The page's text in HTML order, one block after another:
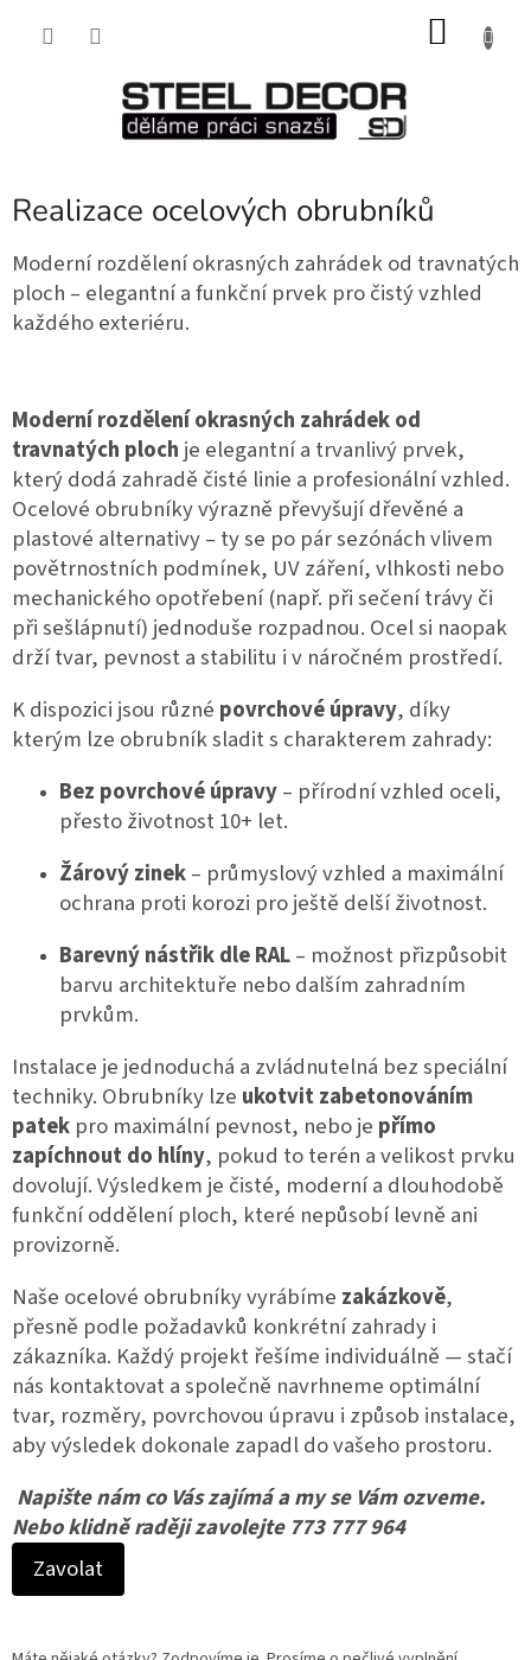
Realizace ocelových obrubníků
Moderní rozdělení okrasných zahrádek od travnatých
ploch – elegantní a funkční prvek pro čistý vzhled
každého exteriéru.
Moderní rozdělení okrasných zahrádek od
travnatých ploch je elegantní a trvanlivý prvek,
který dodá zahradě čisté linie a profesionální vzhled.
Ocelové obrubníky výrazně převyšují dřevěné a
plastové alternativy – ty se po pár sezónách vlivem
povětrnostních podmínek, UV záření, vlhkosti nebo
mechanického opotřebení (např. při sečení trávy či
při sešlápnutí) jednoduše rozpadnou. Ocel si naopak
drží tvar, pevnost a stabilitu i v náročném prostředí.
K dispozici jsou různé povrchové úpravy, díky
kterým lze obrubník sladit s charakterem zahrady:
Bez povrchové úpravy – přírodní vzhled oceli,
přesto životnost 10+ let.
Žárový zinek – průmyslový vzhled a maximální
ochrana proti korozi pro ještě delší životnost.
Barevný nástřik dle RAL – možnost přizpůsobit
barvu architektuře nebo dalším zahradním
prvkům.
Instalace je jednoduchá a zvládnutelná bez speciální
techniky. Obrubníky lze ukotvit zabetonováním
patek pro maximální pevnost, nebo je přímo
zapíchnout do hlíny, pokud to terén a velikost prvku
dovolují. Výsledkem je čisté, moderní a dlouhodobě
funkční oddělení ploch, které nepůsobí levně ani
provizorně.
Naše ocelové obrubníky vyrábíme zakázkově,
přesně podle požadavků konkrétní zahrady i
zákazníka. Každý projekt řešíme individuálně — stačí
nás kontaktovat a společně navrhneme optimální
tvar, rozměry, povrchovou úpravu i způsob instalace,
aby výsledek dokonale zapadl do vašeho prostoru.
Napište nám co Vás zajímá a my se Vám ozveme.
Nebo klidně raději zavolejte 773 777 964
Zavolat